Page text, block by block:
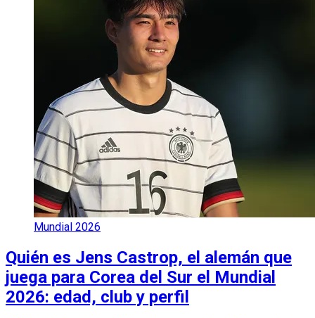
Mundial 2026
Quién es Jens Castrop, el alemán que
juega para Corea del Sur el Mundial
2026: edad, club y perfil